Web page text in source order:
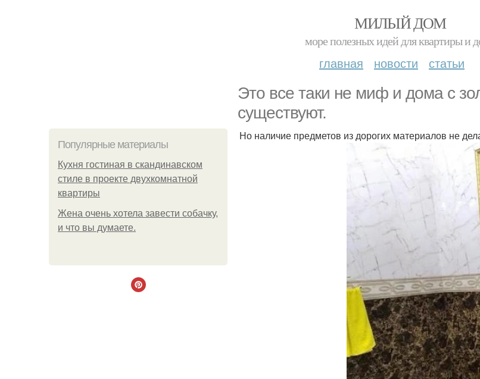
МИЛЫЙ ДОМ
море полезных идей для квартиры и
главная новости статьи
Это все таки не миф и дома с
существуют.
Популярные материалы
Кухня гостиная в скандинавском
стиле в проекте двухкомнатной
квартиры
Жена очень хотела завести собачку,
и что вы думаете.
Но наличие предметов из дорогих материалов не